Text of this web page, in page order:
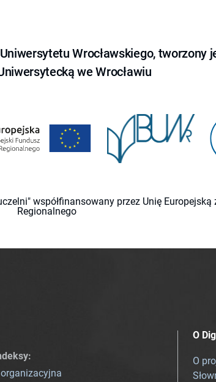
Wrocławskiego, tworzony
we Wrocławiu
współfinansowany przez Unię
Regionalnego
:
O
O